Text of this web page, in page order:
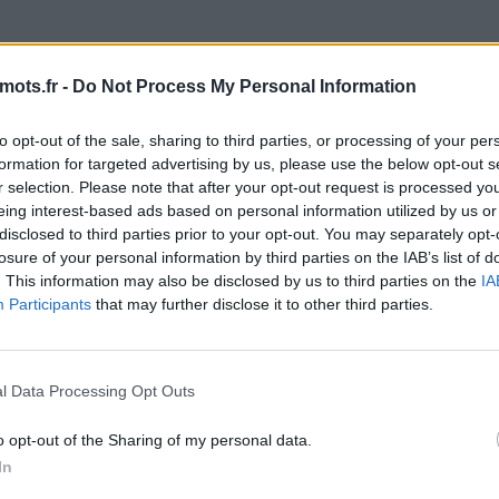
- Do Not Process My Personal Information
opt-out of the sale, sharing to third parties, or processing of your
for targeted advertising by us, please use the below opt-out
selection. Please note that after your opt-out request is processed
interest-based ads based on personal information utilized by us
to third parties prior to your opt-out. You may separately
of your personal information by third parties on the IAB’s list of
This information may also be disclosed by us to third parties on the
Participants that may further disclose it to other third parties.
Data Processing Opt Outs
opt-out of the Sharing of my personal data.
quotidiens de Maître des Mots. Les développeurs du
jour ! Cela signifie plus de plaisir pour nous tous,
ici, il y a de fortes chances que vous recherchiez Maître
a créé cette page et la mettra à jour tous les jours
d'ajouter cette page à vos signets afin que
lettres. Entrez toutes les